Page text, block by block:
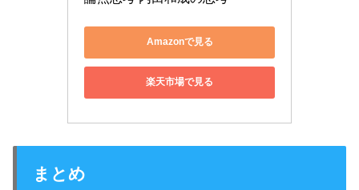
Amazonで見る
楽天市場で見る
まとめ